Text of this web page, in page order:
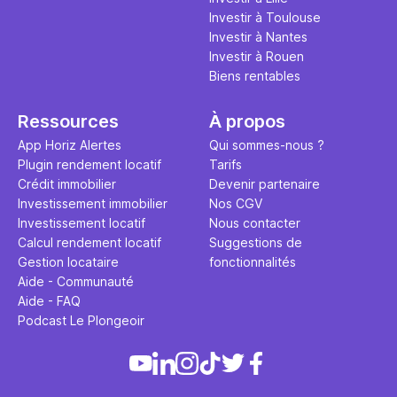
Investir à Toulouse
Investir à Nantes
Investir à Rouen
Biens rentables
Ressources
App Horiz Alertes
Plugin rendement locatif
Crédit immobilier
Investissement immobilier
Investissement locatif
Calcul rendement locatif
Gestion locataire
Aide - Communauté
Aide - FAQ
Podcast Le Plongeoir
À propos
Qui sommes-nous ?
Tarifs
Devenir partenaire
Nos CGV
Nous contacter
Suggestions de
fonctionnalités